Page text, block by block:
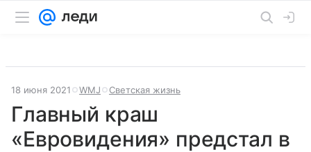
18 июня 2021 WMJ Светская жизнь
Главный краш
«Евровидения» предстал в